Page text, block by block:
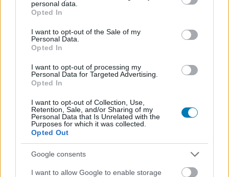
grant or deny consent to Google and its third-party tags to
use your data for below specified purposes in below Google
consent section.
personal data.
Opted In
I want to opt-out of the Sale of my
Personal Data.
Opted In
I want to opt-out of processing my
Personal Data for Targeted Advertising.
Opted In
I want to opt-out of Collection, Use,
Retention, Sale, and/or Sharing of my
Personal Data that Is Unrelated with the
Purposes for which it was collected.
Opted Out
Google consents
I want to allow Google to enable storage
Az új túlélőjáték, a Once Human szinte a South Park
| 2024.07.13 14:32
De nem a játékmenet, hanem a kínai NetEase-hez tartozó
Starry Studio felhasználói szerződése tartalmaz furcsa
dolgokat.